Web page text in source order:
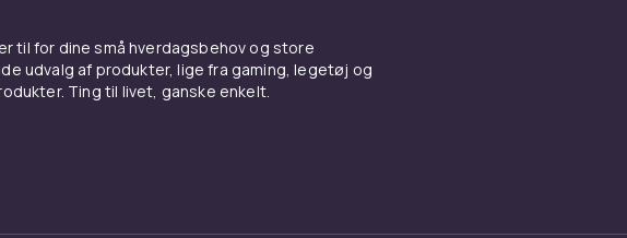
til for dine små hverdagsbehov og store
udvalg af produkter, lige fra gaming, legetøj og
Ting til livet, ganske enkelt.